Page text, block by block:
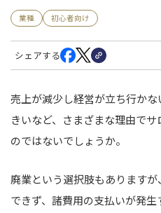
業種 初心者向け
シェアする
売上が減少し経営が立ち行か
きいなど、さまざまな理由で
のではないでしょうか。
廃業という選択肢もあります
できず、諸費用の支払いが発